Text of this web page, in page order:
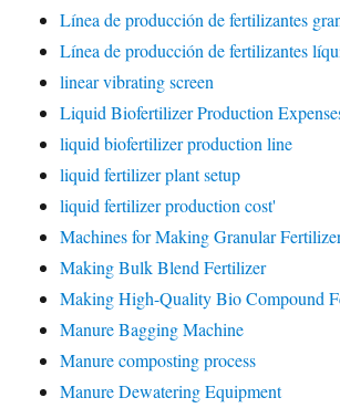
Línea de producción de fertilizantes
Línea de producción de fertilizantes
linear vibrating screen
Liquid Biofertilizer Production
liquid biofertilizer production line
liquid fertilizer plant setup
liquid fertilizer production cost'
Machines for Making Granular
Making Bulk Blend Fertilizer
Making High-Quality Bio Compound
Manure Bagging Machine
Manure composting process
Manure Dewatering Equipment